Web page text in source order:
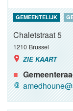
GEMEENTELIJK
Chaletstraat 5
1210 Brussel
ZIE KAART